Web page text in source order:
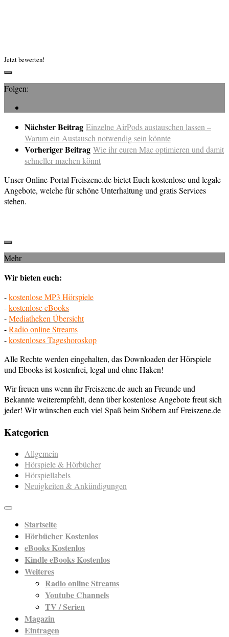
Jetzt bewerten!
Folgen:
Nächster Beitrag Einzelne AirPods austauschen lassen –
Warum ein Austausch notwendig sein könnte
Vorheriger Beitrag Wie ihr euren Mac optimieren und damit
schneller machen könnt
Unser Online-Portal Freiszene.de bietet Euch kostenlose und legale
Angebote, welche für schöne Unterhaltung und gratis Services
stehen.
Mehr
Wir bieten euch:
-kostenlose MP3 Hörspiele
-kostenlose eBooks
-Mediatheken Übersicht
-Radio online Streams
-kostenloses Tageshoroskop
Alle Rechte werden eingehalten, das Downloaden der Hörspiele
und Ebooks ist kostenfrei, legal und ohne Haken!
Wir freuen uns wenn ihr Freiszene.de auch an Freunde und
Bekannte weiterempfehlt, denn über kostenlose Angebote freut sich
jeder! Wir wünschen euch viel Spaß beim Stöbern auf Freiszene.de
Kategorien
Allgemein
Hörspiele & Hörbücher
Hörspiellabels
Neuigkeiten & Ankündigungen
Startseite
Hörbücher Kostenlos
eBooks Kostenlos
Kindle eBooks Kostenlos
Weiteres
Radio online Streams
Youtube Channels
TV / Serien
Magazin
Eintragen